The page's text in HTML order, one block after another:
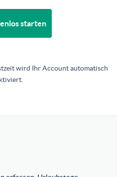
starten
wird Ihr Account automatisch